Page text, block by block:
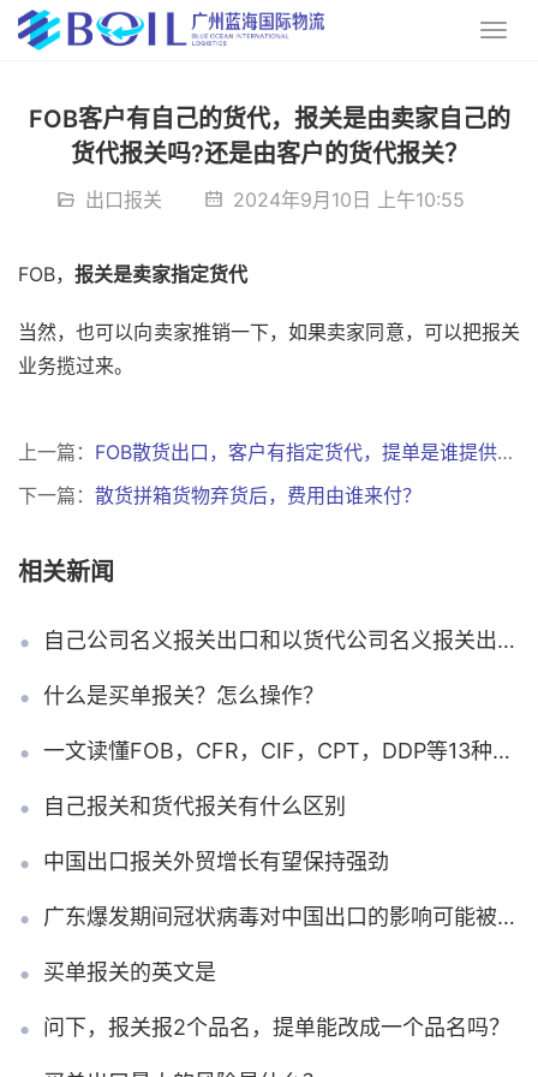
FOB客户有自己的货代，报关是由卖家自己的
货代报关吗?还是由客户的货代报关？
出口报关 2024年9月10日 上午10:55
FOB， 报关是卖家指定货代
当然，也可以向卖家推销一下，如果卖家同意，可以把报关
业务揽过来。
上一篇： FOB散货出口，客户有指定货代，提单是谁提供的?
下一篇： 散货拼箱货物弃货后，费用由谁来付？
相关新闻
自己公司名义报关出口和以货代公司名义报关出口会有什么区别吗?
什么是买单报关？怎么操作？
一文读懂FOB，CFR，CIF，CPT，DDP等13种贸易术语
自己报关和货代报关有什么区别
中国出口报关外贸增长有望保持强劲
广东爆发期间冠状病毒对中国出口的影响可能被低估了
买单报关的英文是
问下，报关报2个品名，提单能改成一个品名吗？